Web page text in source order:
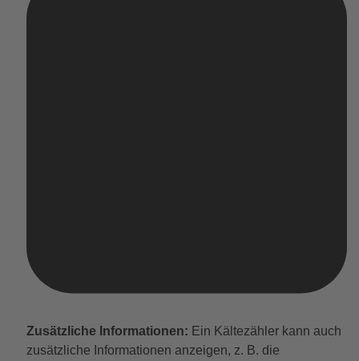
Zusätzliche Informationen: Ein Kältezähler kann auch
zusätzliche Informationen anzeigen, z. B. die